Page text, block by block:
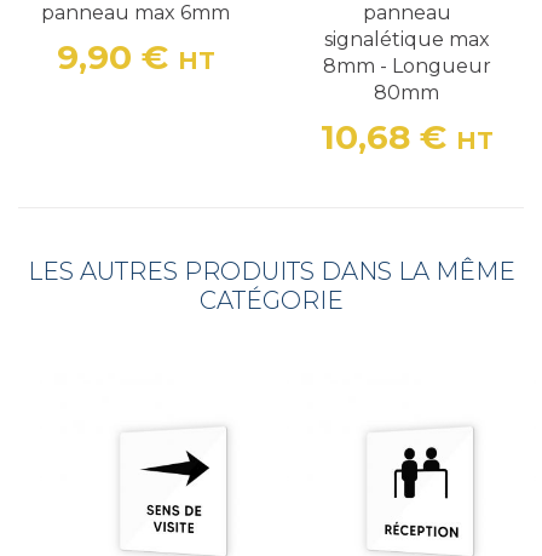
panneau max 6mm
Prix
9,90 € HT
panneau
signalétique max
8mm - Longueur
80mm
Prix
10,68 € HT
LES AUTRES PRODUITS DANS LA MÊME
CATÉGORIE